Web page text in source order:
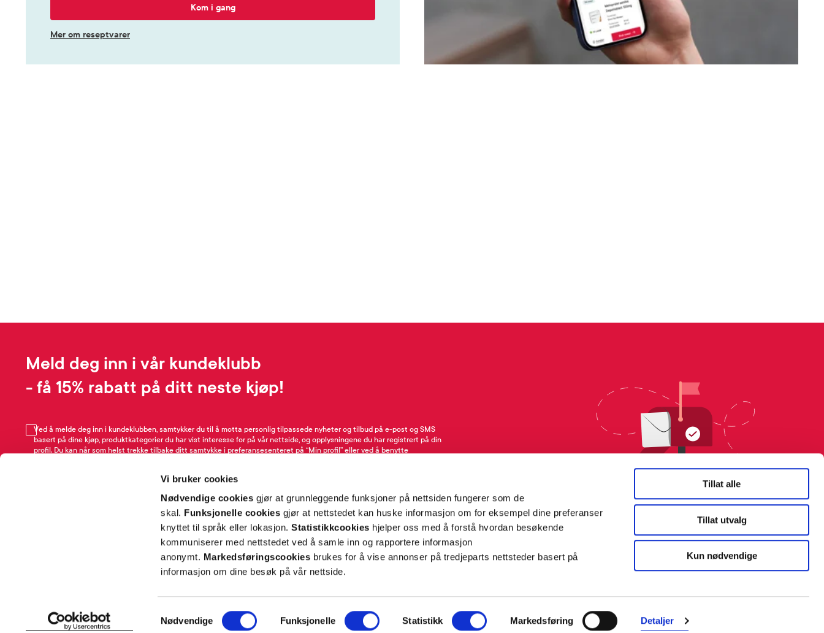
Vi bruker cookies
Nødvendige cookies gjør at grunnleggende funksjoner på nettsiden fungerer som de
skal. Funksjonelle cookies gjør at nettstedet kan huske informasjon om for eksempel dine preferanser
knyttet til språk eller lokasjon.Statistikkcookies hjelper oss med å forstå hvordan besøkende
kommuniserer med nettstedet ved å samle inn og rapportere informasjon
anonymt. Markedsføringscookies brukes for å vise annonser på tredjeparts nettsteder basert på
informasjon om dine besøk på vår nettside.
Nødvendige Funksjonelle Statistikk Markedsføring Detaljer
Tillat alle
Tillat utvalg
Kun nødvendige
Kom i gang
Mer om reseptvarer
Meld deg inn i vår kundeklubb
- få 15% rabatt på ditt neste kjøp!
Ved å melde deg inn i kundeklubben, samtykker du til å motta personlig tilpassede nyheter og tilbud på e-post og SMS
basert på dine kjøp, produktkategorier du har vist interesse for på vår nettside, og opplysningene du har registrert på din
profil. Du kan når som helst trekke tilbake ditt samtykke i preferansesenteret på “Min profil” eller ved å benytte
Meld meg på
Min profil Om Farmasiet.no Kontakt oss
nettapotek. Med tusenvis av